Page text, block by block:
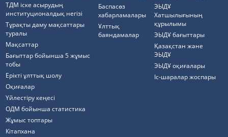
ТДМ іске асырудың
институционалдық негізі
Тұрақты даму мақсаттары
туралы
Мақсаттар
Бағыттар бойынша 5 жұмыс
тобы
Ерікті ұлттық шолу
Оқиғалар
Үйлестіру кеңесі
ОДМ бойынша статистика
Жұмыс топтары
Кітапхана
Баспасөз
хабарламалары
Ұлттық
баяндамалар
ЭЫДҰ
Хатшылығының
құрылымы
ЭЫДҰ бағыттары
Қазақстан және
ЭЫДҰ
ЭЫДҰ оқиғалары
Іс-шаралар жоспары